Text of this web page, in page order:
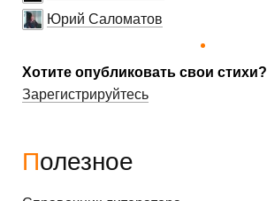
Юрий Саломатов
Хотите опубликовать свои стихи?
Зарегистрируйтесь
Полезное